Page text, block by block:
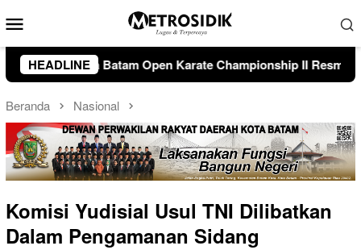
ke
kontenMobile
HEADLINEII Resmi Dibuka, Amsakar Dorong Lahirnya Atlet
Beranda Nasional
Komisi Yudisial Usul TNI Dilibatkan
Dalam Pengamanan Sidang